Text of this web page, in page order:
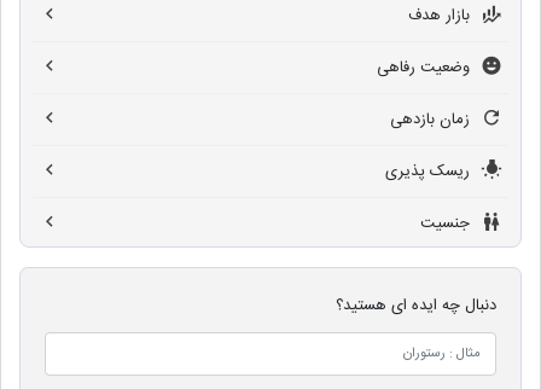
بازار هدف
وضعیت رفاهی
زمان بازدهی
ریسک پذیری
جنسیت
دنبال چه ایده ای هستید؟